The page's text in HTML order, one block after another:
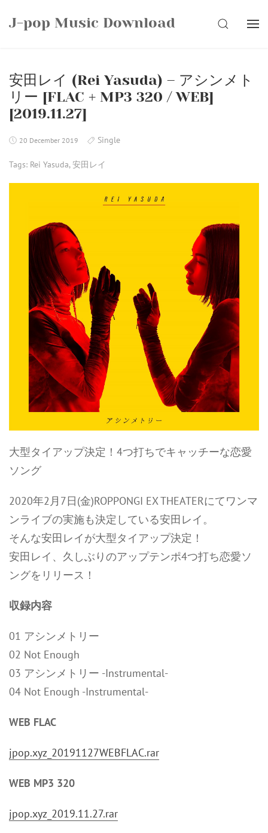
J-pop Music Download SEARCH
安田レイ (Rei Yasuda) – アシンメト
リー [FLAC + MP3 320 / WEB]
[2019.11.27]
20 December 2019 Single
Tags: Rei Yasuda,安田レイ
大型タイアップ決定！4つ打ちでキャッチーな恋愛
ソング
2020年2月7日(金)ROPPONGI EX THEATERにてワンマ
ンライブの実施も決定している安田レイ。
そんな安田レイが大型タイアップ決定！
安田レイ、久しぶりのアップテンポ4つ打ち恋愛ソ
ングをリリース！
収録内容
01 アシンメトリー
02 Not Enough
03 アシンメトリー -Instrumental-
04 Not Enough -Instrumental-
WEB FLAC
jpop.xyz_20191127WEBFLAC.rar
WEB MP3 320
jpop.xyz_2019.11.27.rar